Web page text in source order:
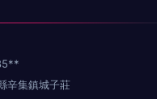
辛集鎮城子莊